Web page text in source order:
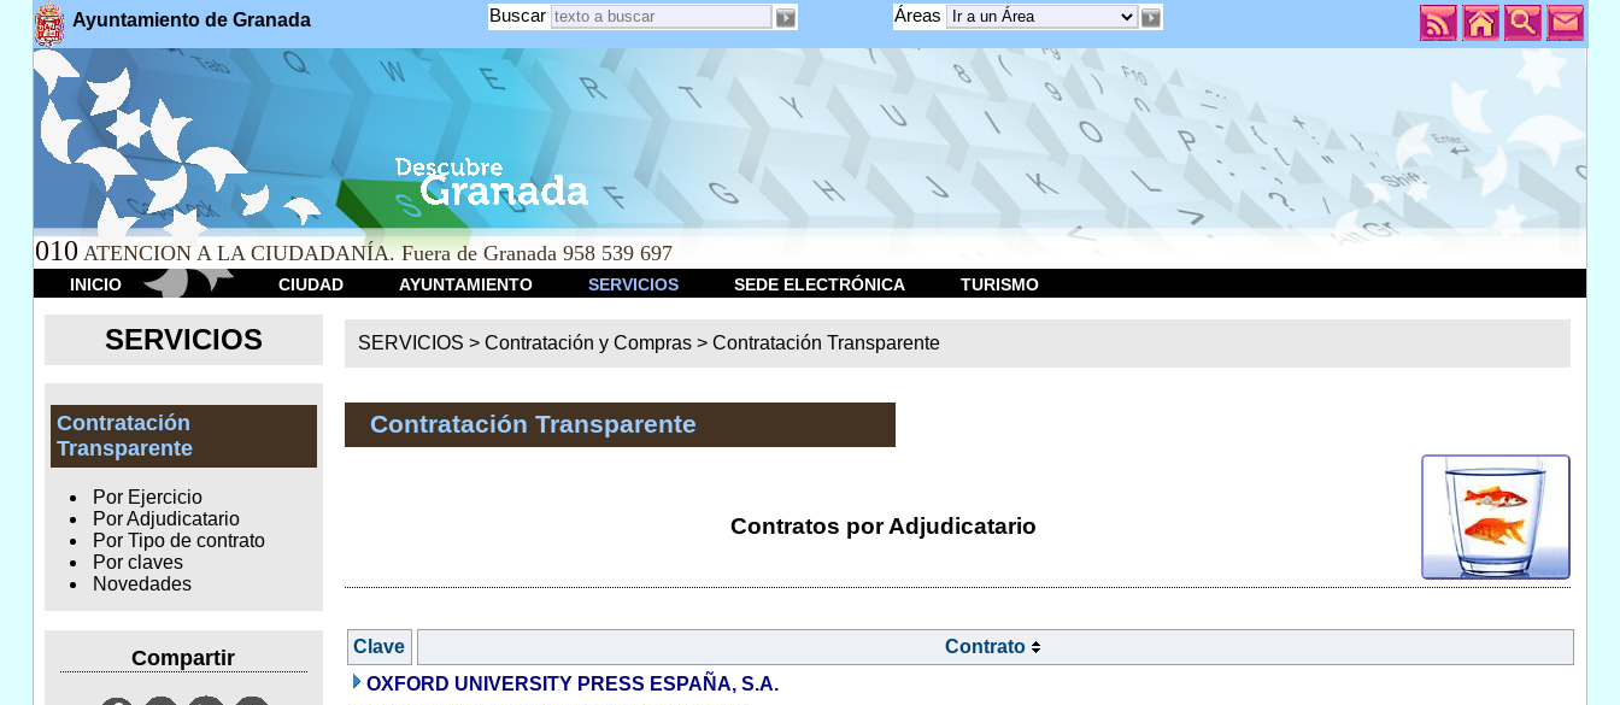
Ayuntamiento de Granada Áreas
Buscar
010 ATENCION A LA CIUDADANÍA. Fuera de Granada 958 539 697
INICIO CIUDAD AYUNTAMIENTO SERVICIOS SEDE ELECTRÓNICA TURISMO
SERVICIOS
Contratación
Transparente
Por Ejercicio
Por Adjudicatario
Por Tipo de contrato
Por claves
Novedades
Compartir
SERVICIOS >Contratación y Compras >Contratación Transparente
Contratación Transparente
Contratos por Adjudicatario
Clave
Contrato
OXFORD UNIVERSITY PRESS ESPAÑA, S.A.